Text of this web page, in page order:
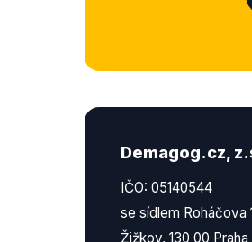
Demagog.cz,
IČO: 05140544
se sídlem Roháčova
Žižkov, 130 00 Praha